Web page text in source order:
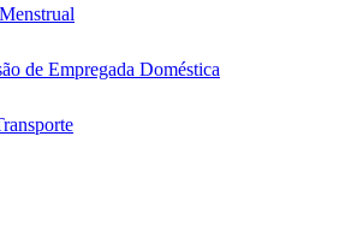
de Empregada Doméstica